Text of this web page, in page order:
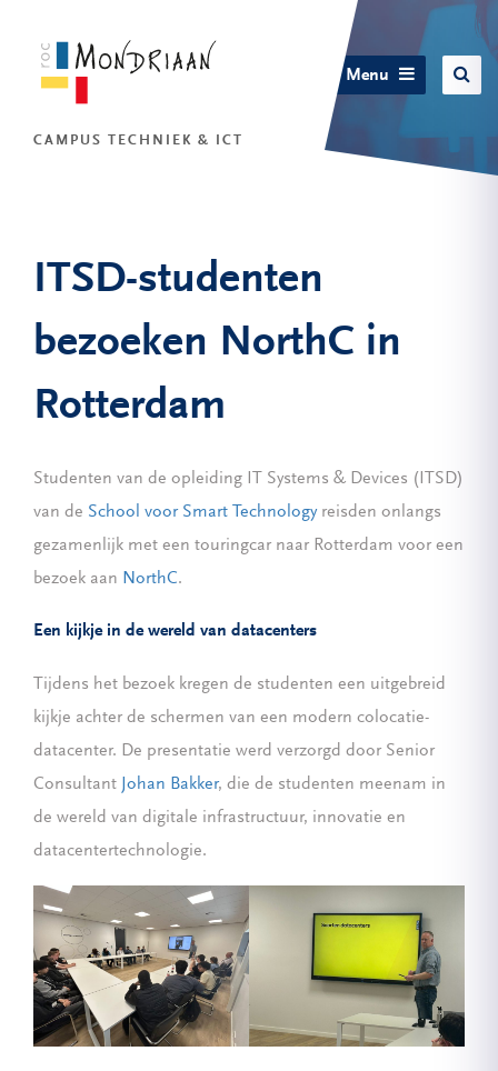
CAMPUS TECHNIEK & ICT
Menu
ITSD-studenten
bezoeken NorthC in
Rotterdam
Studenten van de opleiding IT Systems & Devices (ITSD)
van de School voor Smart Technologyreisden onlangs
gezamenlijk met een touringcar naar Rotterdam voor een
bezoek aan NorthC.
Een kijkje in de wereld van datacenters
Tijdens het bezoek kregen de studenten een uitgebreid
kijkje achter de schermen van een modern colocatie-
datacenter. De presentatie werd verzorgd door Senior
Consultant Johan Bakker, die de studenten meenam in
de wereld van digitale infrastructuur, innovatie en
datacentertechnologie.